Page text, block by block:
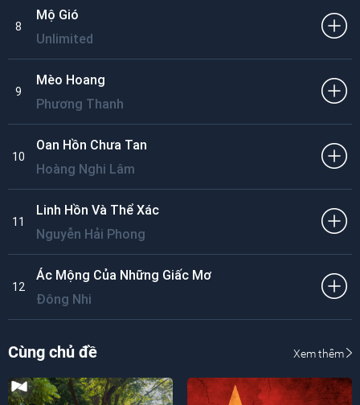
8
Mộ Gió
Unlimited
9
Mèo Hoang
Phương Thanh
10
Oan Hồn Chưa Tan
Hoàng Nghi Lâm
11
Linh Hồn Và Thể Xác
Nguyễn Hải Phong
12
Ác Mộng Của Những Giấc Mơ
Đông Nhi
Cùng chủ đề Xem thêm